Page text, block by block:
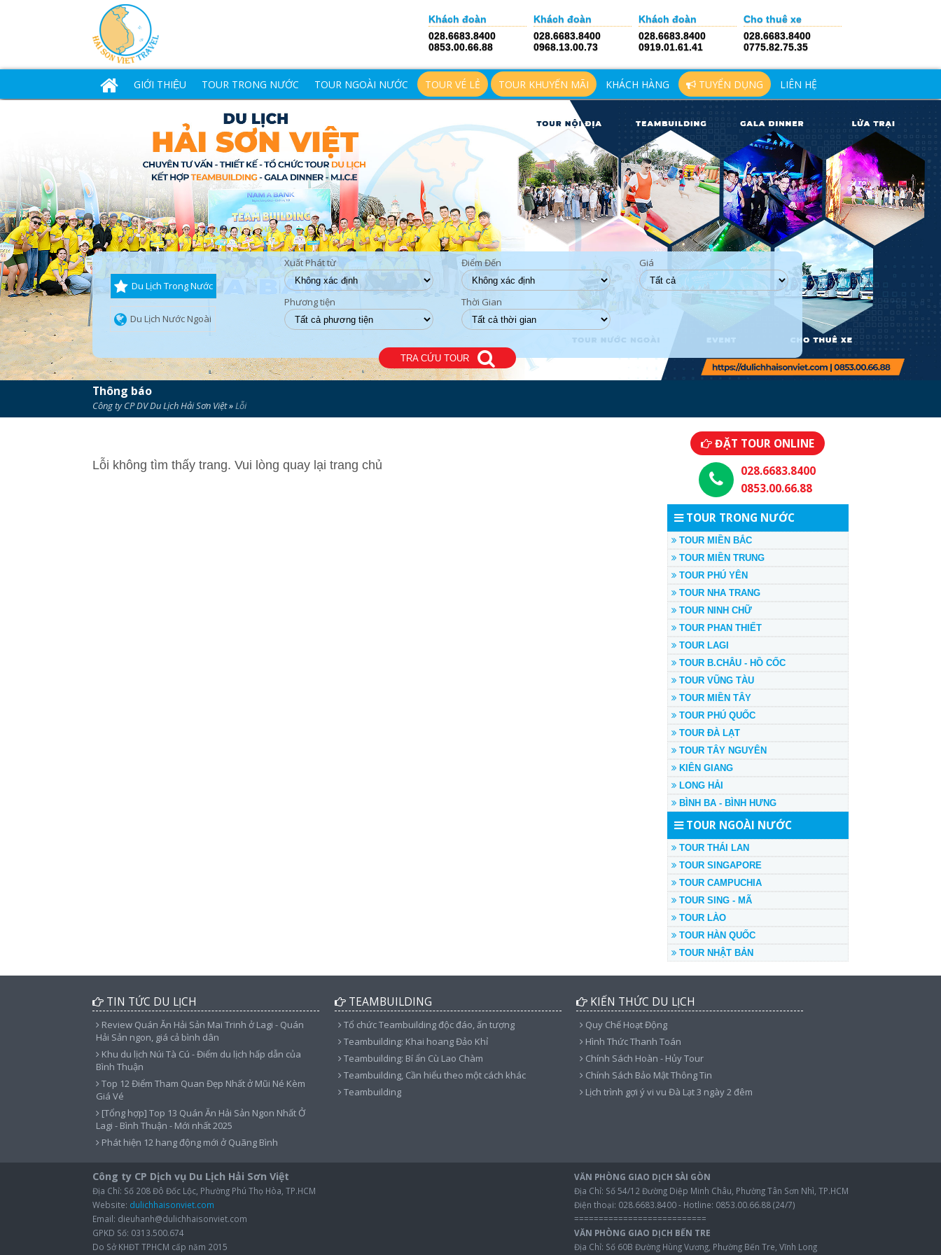
Khách đoàn
028.6683.8400
0853.00.66.88
Khách đoàn
028.6683.8400
0968.13.00.73
Khách đoàn
028.6683.8400
0919.01.61.41
Cho thuê xe
028.6683.8400
0775.82.75.35
GIỚI THIỆU TOUR TRONG NƯỚC TOUR NGOÀI NƯỚC TOUR VÉ LẺ TOUR KHUYẾN MÃI KHÁCH HÀNG TUYỂN DỤNG LIÊN HỆ
Du Lịch Trong Nước
Du Lịch Nước Ngoài
Xuất Phát từ
Phương tiện
Điểm Đến
Thời Gian
Giá
TRA CỨU TOUR
Thông báo
Công ty CP DV Du Lịch Hải Sơn Việt»Lỗi
Lỗi không tìm thấy trang. Vui lòng quay lại trang chủ
ĐẶT TOUR ONLINE
028.6683.8400
0853.00.66.88
TOUR TRONG NƯỚC
TOUR MIỀN BẮC
TOUR MIỀN TRUNG
TOUR PHÚ YÊN
TOUR NHA TRANG
TOUR NINH CHỮ
TOUR PHAN THIẾT
TOUR LAGI
TOUR B.CHÂU - HỒ CỐC
TOUR VŨNG TÀU
TOUR MIỀN TÂY
TOUR PHÚ QUỐC
TOUR ĐÀ LẠT
TOUR TÂY NGUYÊN
KIÊN GIANG
LONG HẢI
BÌNH BA - BÌNH HƯNG
TOUR NGOÀI NƯỚC
TOUR THÁI LAN
TOUR SINGAPORE
TOUR CAMPUCHIA
TOUR SING - MÃ
TOUR LÀO
TOUR HÀN QUỐC
TOUR NHẬT BẢN
TIN TỨC DU LỊCH
Review Quán Ăn Hải Sản Mai Trinh ở Lagi - Quán
Hải Sản ngon, giá cả bình dân
Khu du lịch Núi Tà Cú - Điểm du lịch hấp dẫn của
Bình Thuận
Top 12 Điểm Tham Quan Đẹp Nhất ở Mũi Né Kèm
Giá Vé
[Tổng hợp] Top 13 Quán Ăn Hải Sản Ngon Nhất Ở
Lagi - Bình Thuận - Mới nhất 2025
Phát hiện 12 hang động mới ở Quãng Bình
TEAMBUILDING
Tổ chức Teambuilding độc đáo, ấn tượng
Teambuilding: Khai hoang Đảo Khỉ
Teambuilding: Bí ẩn Cù Lao Chàm
Teambuilding, Cần hiểu theo một cách khác
Teambuilding
KIẾN THỨC DU LỊCH
Quy Chế Hoạt Động
Hình Thức Thanh Toán
Chính Sách Hoàn - Hủy Tour
Chính Sách Bảo Mật Thông Tin
Lịch trình gợi ý vi vu Đà Lạt 3 ngày 2 đêm
Công ty CP Dịch vụ Du Lịch Hải Sơn Việt
Địa Chỉ: Số 208 Đô Đốc Lộc, Phường Phú Thọ Hòa, TP.HCM
Website: dulichhaisonviet.com
Email: dieuhanh@dulichhaisonviet.com
GPKD Số: 0313.500.674
Do Sở KHĐT TPHCM cấp năm 2015
VĂN PHÒNG GIAO DỊCH SÀI GÒN
Địa Chỉ: Số 54/12 Đường Diệp Minh Châu, Phường Tân Sơn Nhì, TP.HCM
Điện thoại: 028.6683.8400 - Hotline: 0853.00.66.88 (24/7)
===========================
VĂN PHÒNG GIAO DỊCH BẾN TRE
Địa Chỉ: Số 60B Đường Hùng Vương, Phường Bến Tre, Vĩnh Long